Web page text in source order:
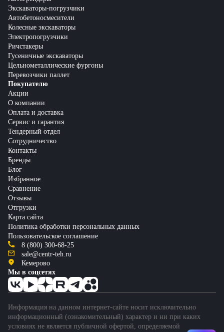
Экскаваторы-погрузчики
Автобетоносмесители
Колесные экскаваторы
Электропогрузчики
Ричстакеры
Гусеничные экскаваторы
Цельнометаллические фургоны
Перевозчики паллет
Покупателю
Акции
О компании
Оплата и доставка
Сервис и гарантия
Тендерный отдел
Сотрудничество
Контакты
Бренды
Блог
Избранное
Сравнение
Отзывы
Отгрузки
Карта сайта
Политика обработки персональных данных
Пользовательское соглашение
8 (800) 300-68-25
sale@centr-teh.ru
Кемерово
Мы в соцсетях
Информация на данном интернет-сайте носит исключительно
информационный (ознакомительный) характер и ни при каких
условиях не является публичной офертой, определяемой